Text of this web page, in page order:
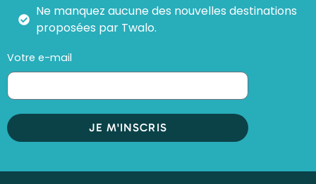
Ne manquez aucune des nouvelles destinations
proposées par Twalo.
Votre e-mail
JE M'INSCRIS